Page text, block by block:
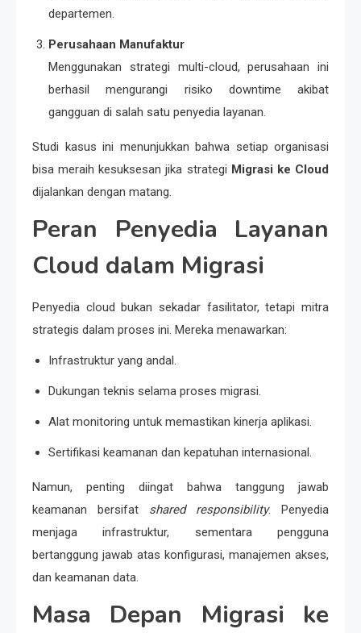
departemen.
Perusahaan Manufaktur
Menggunakan strategi multi-cloud, perusahaan ini
berhasil mengurangi risiko downtime akibat
gangguan di salah satu penyedia layanan.
Studi kasus ini menunjukkan bahwa setiap organisasi
bisa meraih kesuksesan jika strategi Migrasi ke Cloud
dijalankan dengan matang.
Peran Penyedia Layanan
Cloud dalam Migrasi
Penyedia cloud bukan sekadar fasilitator, tetapi mitra
strategis dalam proses ini. Mereka menawarkan:
Infrastruktur yang andal.
Dukungan teknis selama proses migrasi.
Alat monitoring untuk memastikan kinerja aplikasi.
Sertifikasi keamanan dan kepatuhan internasional.
Namun, penting diingat bahwa tanggung jawab
keamanan bersifat shared responsibility. Penyedia
menjaga infrastruktur, sementara pengguna
bertanggung jawab atas konfigurasi, manajemen akses,
dan keamanan data.
Masa Depan Migrasi ke